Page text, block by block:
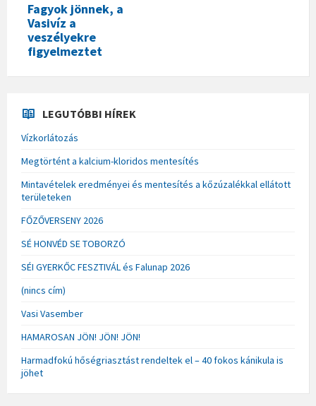
Fagyok jönnek, a
Vasivíz a
veszélyekre
figyelmeztet
LEGUTÓBBI HÍREK
Vízkorlátozás
Megtörtént a kalcium-kloridos mentesítés
Mintavételek eredményei és mentesítés a kőzúzalékkal ellátott
területeken
FŐZŐVERSENY 2026
SÉ HONVÉD SE TOBORZÓ
SÉI GYERKŐC FESZTIVÁL és Falunap 2026
(nincs cím)
Vasi Vasember
HAMAROSAN JÖN! JÖN! JÖN!
Harmadfokú hőségriasztást rendeltek el – 40 fokos kánikula is
jöhet